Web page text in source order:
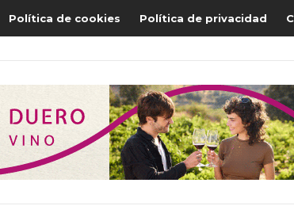
Política de cookies Política de privacidad